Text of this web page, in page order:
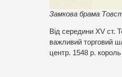
Замкова брама
Від середини XV ст.
важливий торговий
центр. 1548 р.